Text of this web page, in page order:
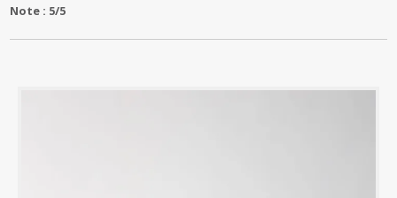
Note : 5/5